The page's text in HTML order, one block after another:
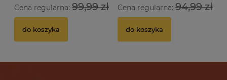
Cena regularna: 99,99 zł
do koszyka
Cena regularna:94,99 zł
do koszyka